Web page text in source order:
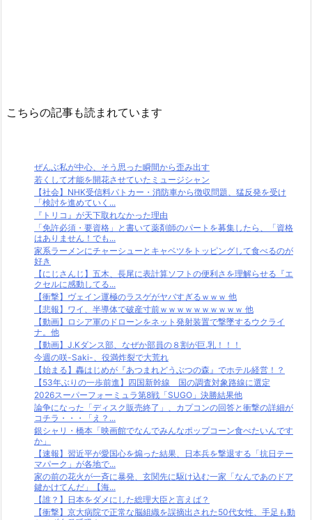
こちらの記事も読まれています
ぜんぶ私が中心、そう思った瞬間から歪み出す
若くして才能を開花させていたミュージシャン
【社会】NHK受信料パトカー・消防車から徴収問題、猛反発を受け
「検討を進めていく...
『トリコ』が天下取れなかった理由
「免許必須・要資格」と書いて薬剤師のパートを募集したら、「資格
はありません！でも...
家系ラーメンにチャーシューとキャベツをトッピングして食べるのが
好き
【にじさんじ】五木、長尾に表計算ソフトの便利さを理解らせる『エ
クセルに感動してる...
【衝撃】ヴェイン運極のラスゲがヤバすぎるｗｗｗ 他
【悲報】ワイ、半導体で破産寸前ｗｗｗｗｗｗｗｗｗｗ 他
【動画】ロシア軍のドローンをネット発射装置で撃墜するウクライ
ナ。他
【動画】J.Kダンス部、なぜか部員の８割が巨.乳！！！
今週の咲-Saki-、役満炸裂で大荒れ
【始まる】轟はじめが『あつまれどうぶつの森』でホテル経営！？
【53年ぶりの一歩前進】四国新幹線 国の調査対象路線に選定
2026スーパーフォーミュラ第8戦「SUGO」決勝結果他
論争になった「ディスク販売終了」、カプコンの回答と衝撃の詳細が
コチラ・・・「え？...
銀シャリ・橋本「映画館でなんでみんなポップコーン食べたいんです
か」
【速報】習近平が愛国心を煽った結果、日本兵を撃退する「抗日テー
マパーク」が各地で...
家の前の花火が一斉に暴発、玄関先に駆け込む一家「なんであのドア
鍵かけてんだ」【海...
【誰？】日本をダメにした総理大臣と言えば？
【衝撃】京大病院で正常な脳組織を誤摘出された50代女性、手足も動